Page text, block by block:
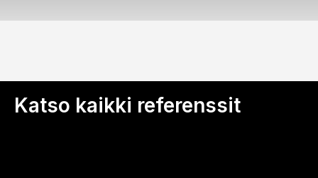
Katso kaikki referenssit